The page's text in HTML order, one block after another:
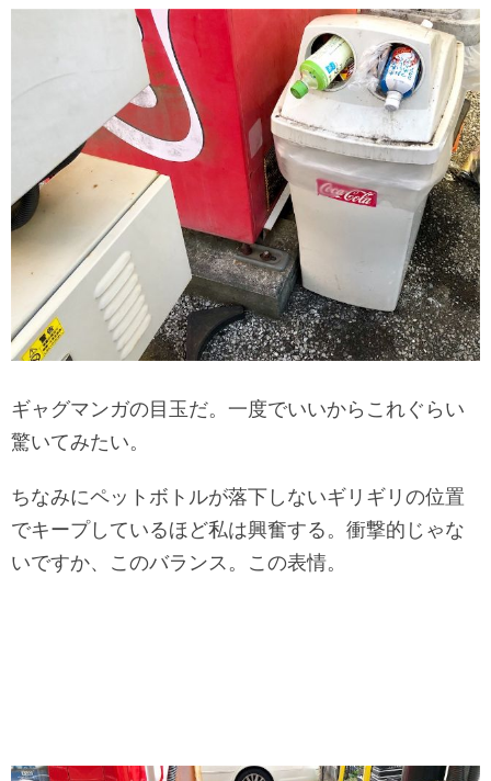
ギャグマンガの目玉だ。一度でいいからこれぐらい
驚いてみたい。
ちなみにペットボトルが落下しないギリギリの位置
でキープしているほど私は興奮する。衝撃的じゃな
いですか、このバランス。この表情。